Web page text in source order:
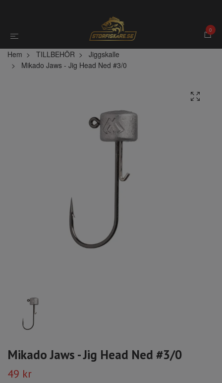
0
Hem TILLBEHÖR
Jiggskalle
Mikado Jaws - Jig Head Ned #3/0
Mikado Jaws - Jig Head Ned #3/0
49 kr